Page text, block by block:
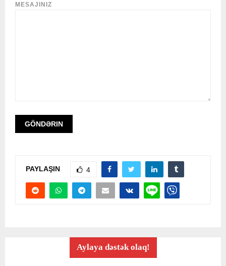
MESAJINIZ
PAYLAŞIN 4
Aylaya dəstək olaq!